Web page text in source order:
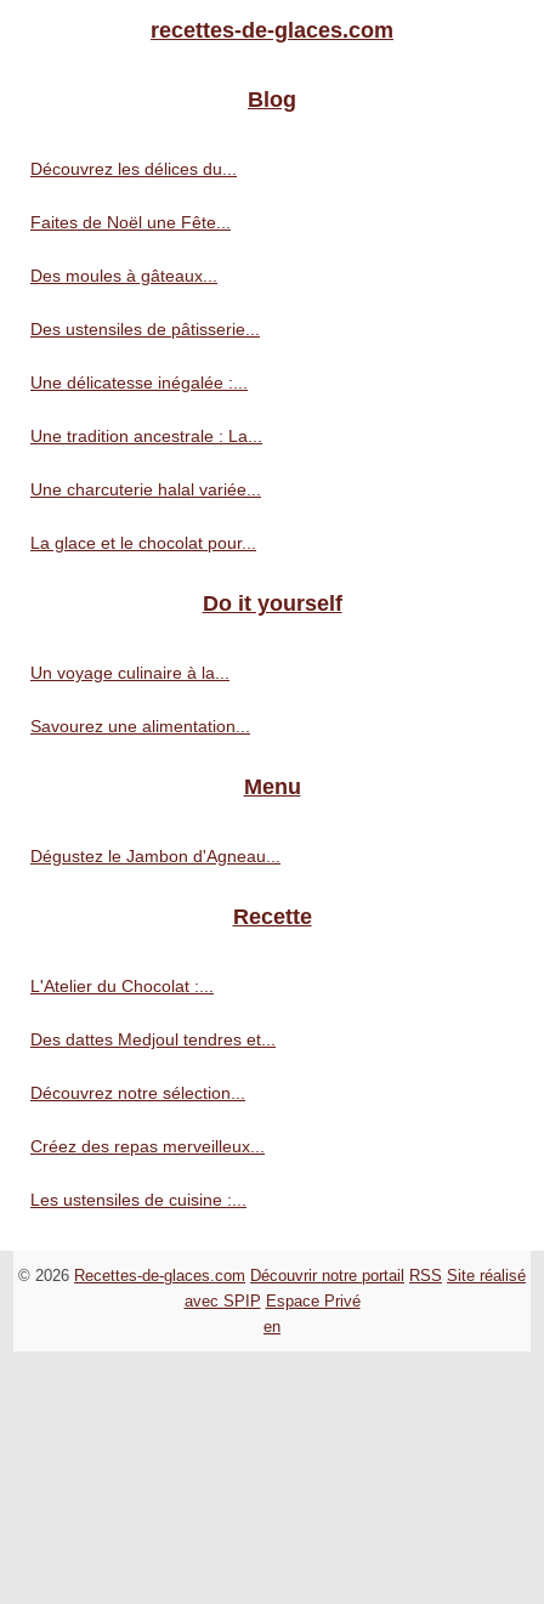
recettes-de-glaces.com
Blog
Découvrez les délices du...
Faites de Noël une Fête...
Des moules à gâteaux...
Des ustensiles de pâtisserie...
Une délicatesse inégalée :...
Une tradition ancestrale : La...
Une charcuterie halal variée...
La glace et le chocolat pour...
Do it yourself
Un voyage culinaire à la...
Savourez une alimentation...
Menu
Dégustez le Jambon d'Agneau...
Recette
L'Atelier du Chocolat :...
Des dattes Medjoul tendres et...
Découvrez notre sélection...
Créez des repas merveilleux...
Les ustensiles de cuisine :...
© 2026 Recettes-de-glaces.com Découvrir notre portail RSS Site réalisé
avec SPIP Espace Privé
en